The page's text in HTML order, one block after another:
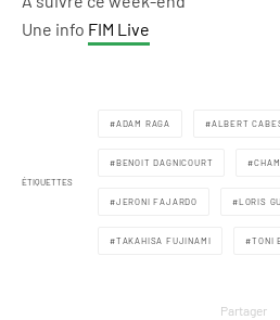
Une info FIM Live
ÉTIQUETTES
ADAM RAGA ALBERT
BENOIT DAGNICOURT
JERONI FAJARDO LORIS
TAKAHISA FUJINAMI TONI
Partager